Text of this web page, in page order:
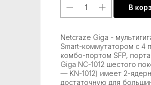
В
Netcraze Giga -
Smart-коммутатором с 4
комбо-портом SFP,
Giga NC-1012 шестого
— KN-1012) имеет 2-
достаточную для